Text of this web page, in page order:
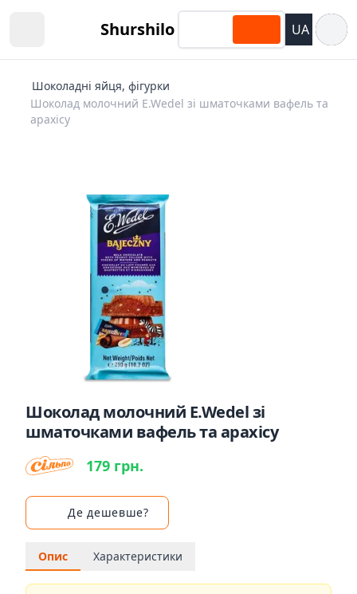
Shurshilo UA
Шоколадні яйця, фігурки
Шоколад молочний E.Wedel зі шматочками вафель та
арахісу
Шоколад молочний E.Wedel зі
шматочками вафель та арахісу
179 грн.
Де дешевше?
Опис Характеристики